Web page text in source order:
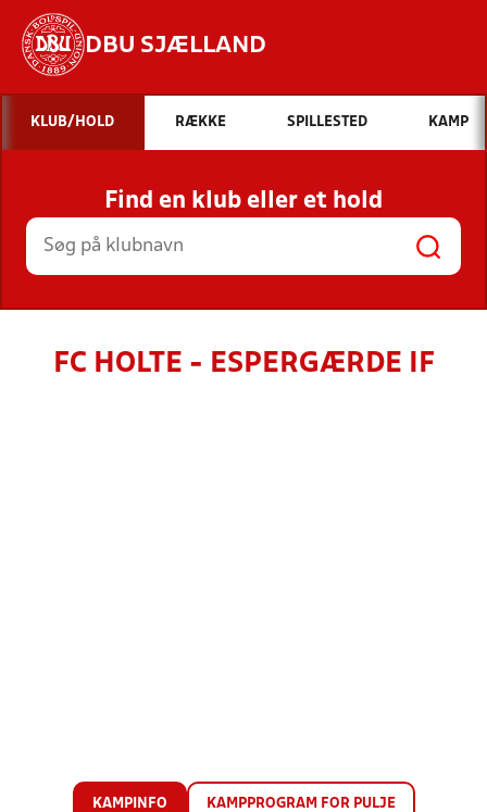
DBU SJÆLLAND
Hvad vil du søge efter?
INDHOLD OG NYHEDER
STILLINGER, RESULTATER, KLUBBER OG
HOLD
KLUB/HOLD RÆKKE SPILLESTED KAMP
Find en klub eller et hold
FC HOLTE - ESPERGÆRDE IF
KAMPINFO KAMPPROGRAM FOR PULJE